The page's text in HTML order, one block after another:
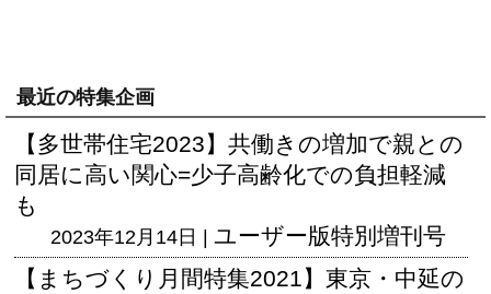
最近の特集企画
【多世帯住宅2023】共働きの増加で親との
同居に高い関心=少子高齢化での負担軽減
も
2023年12月14日 | ユーザー版特別増刊号
【まちづくり月間特集2021】東京・中延の